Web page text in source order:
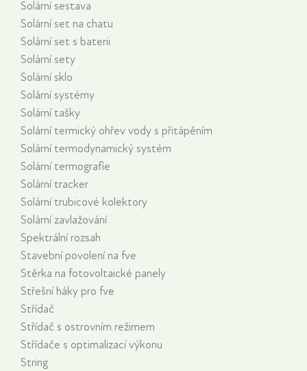
Solární sestava
Solární set na chatu
Solární set s baterii
Solární sety
Solární sklo
Solární systémy
Solární tašky
Solární termický ohřev vody s přitápěním
Solární termodynamický systém
Solární termografie
Solární tracker
Solární trubicové kolektory
Solární zavlažování
Spektrální rozsah
Stavební povolení na fve
Stěrka na fotovoltaické panely
Střešní háky pro fve
Střídač
Střídač s ostrovním režimem
Střídače s optimalizací výkonu
String